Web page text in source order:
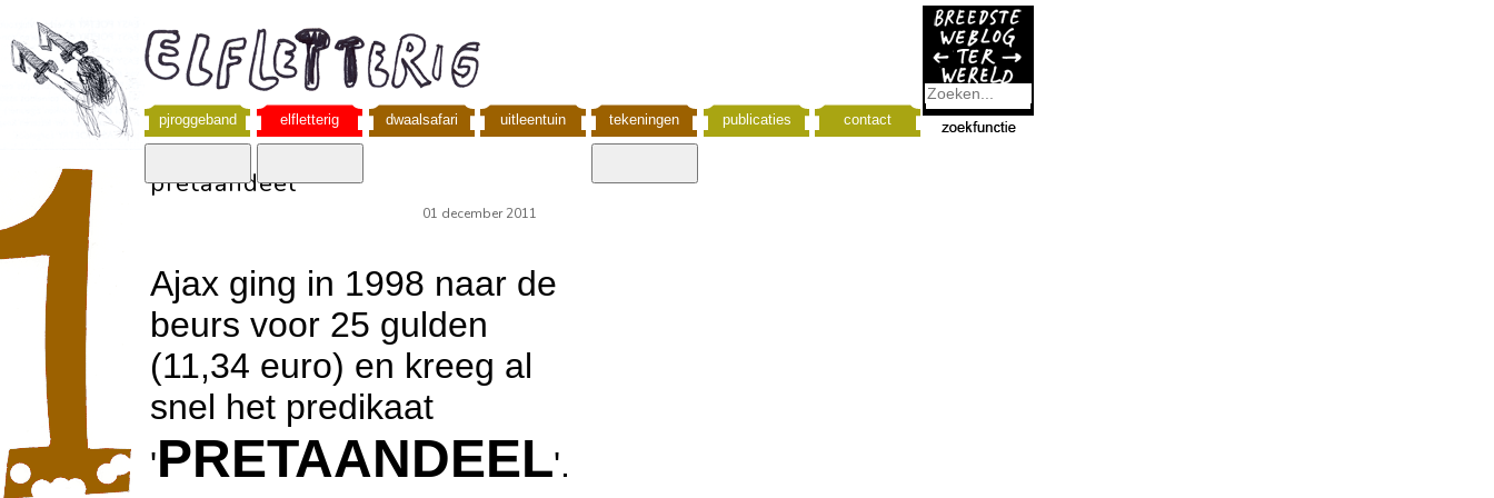
pjroggeband elfletterig dwaalsafari uitleentuin tekeningen publicaties contact
pretaandeel
01 december 2011
Ajax ging in 1998 naar de
beurs voor 25 gulden
(11,34 euro) en kreeg al
snel het predikaat
'PRETAANDEEL'.